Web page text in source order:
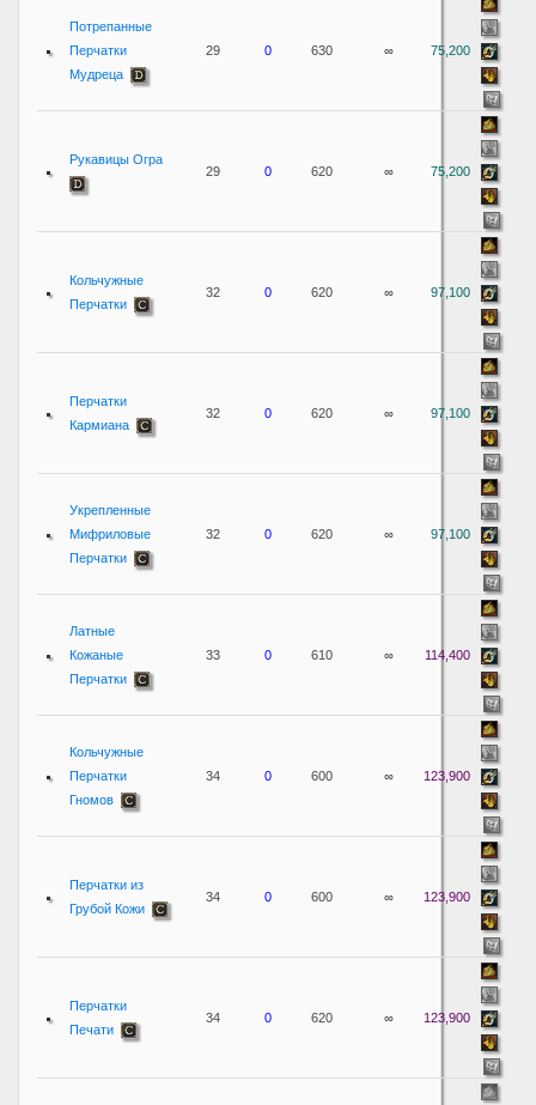
Потрепанные
Перчатки
Мудреца
29 0 630 ∞ 75,200
Рукавицы Огра
29
0 620 ∞ 75,200
Кольчужные
Перчатки
32 0 620 ∞ 97,100
Перчатки
Кармиана
32 0 620 ∞ 97,100
Укрепленные
Мифриловые
Перчатки
32 0 620 ∞ 97,100
Латные
Кожаные
Перчатки
33 0 610 ∞ 114,400
Кольчужные
Перчатки
Гномов
34 0 600 ∞ 123,900
Перчатки из
Грубой Кожи
34 0 600 ∞ 123,900
Перчатки
Печати
34 0 620 ∞ 123,900